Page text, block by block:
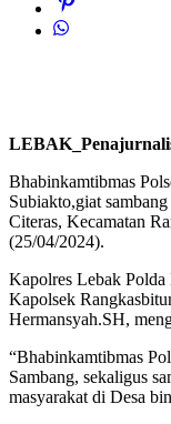
Bhabinkamtibmas
Subiakto,giat
Citeras, Kecamatan
(25/04/2024).
Kapolres Lebak
Kapolsek
Hermansyah.SH,
“Bhabinkamtibmas
Sambang, sekaligus
masyarakat di Desa